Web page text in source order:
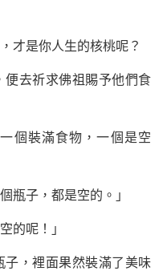
是你人生的核桃呢？
去祈求佛祖賜予他們食
裝滿食物，一個是空
子，都是空的。」
的呢！」
，裡面果然裝滿了美味